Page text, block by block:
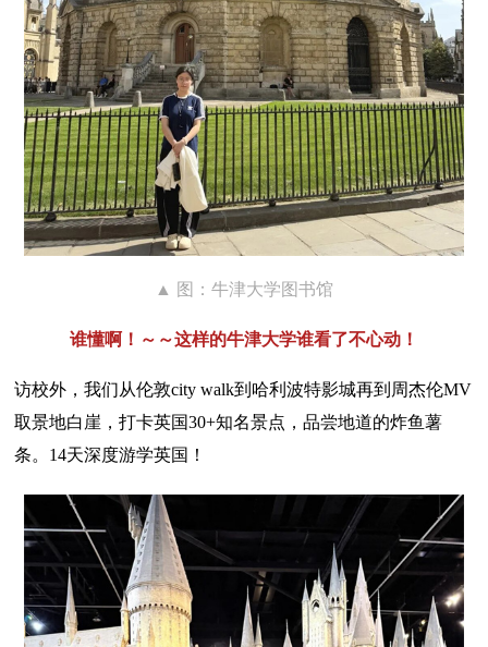
▲ 图：牛津大学图书馆
谁懂啊！～～这样的牛津大学谁看了不心动！
访校外，我们从伦敦city walk到哈利波特影城再到周杰伦MV
取景地白崖，打卡英国30+知名景点，品尝地道的炸鱼薯
条。14天深度游学英国！